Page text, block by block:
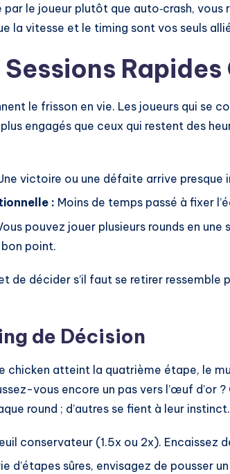
le joueur plutôt que auto‑crash, vous
la vitesse et le timing sont vos seuls
le frisson en vie. Les joueurs qui se
engagés que ceux qui restent des
victoire ou une défaite arrive presque
: Moins de temps passé à fixer
pouvez jouer plusieurs rounds en
point.
de décider s’il faut se retirer ressemble
de Décision
chicken atteint la quatrième étape, le
vous encore un pas vers l’œuf d’or
round ; d’autres se fient à leur instinct.
conservateur (1.5x ou 2x). Encaissez
d’étapes sûres, envisagez de pousser